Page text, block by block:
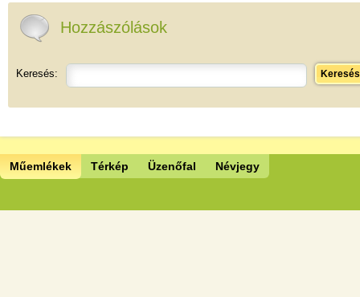
Hozzászólások
Keresés: Keresés
Műemlékek Térkép Üzenőfal Névjegy